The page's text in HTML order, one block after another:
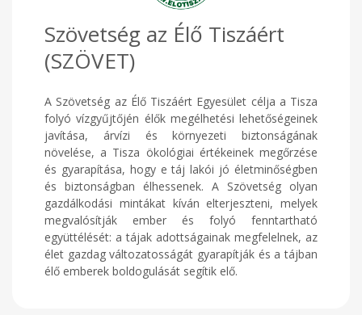
Szövetség az Élő Tiszáért
(SZÖVET)
A Szövetség az Élő Tiszáért Egyesület célja a Tisza
folyó vízgyűjtőjén élők megélhetési lehetőségeinek
javítása, árvízi és környezeti biztonságának
növelése, a Tisza ökológiai értékeinek megőrzése
és gyarapítása, hogy e táj lakói jó életminőségben
és biztonságban élhessenek. A Szövetség olyan
gazdálkodási mintákat kíván elterjeszteni, melyek
megvalósítják ember és folyó fenntartható
együttélését: a tájak adottságainak megfelelnek, az
élet gazdag változatosságát gyarapítják és a tájban
élő emberek boldogulását segítik elő.